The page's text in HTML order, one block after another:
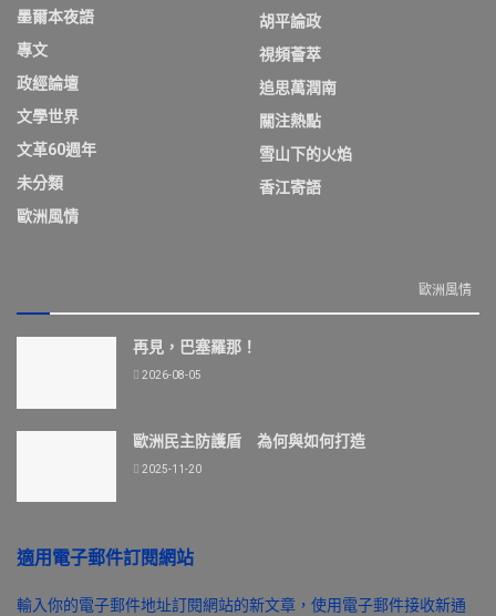
墨爾本夜語
專文
政經論壇
文學世界
文革60週年
未分類
歐洲風情
胡平論政
視頻薈萃
追思萬潤南
關注熱點
雪山下的火焰
香江寄語
歐洲風情
再見，巴塞羅那！
2026-08-05
歐洲民主防護盾 為何與如何打造
2025-11-20
適用電子郵件訂閱網站
輸入你的電子郵件地址訂閱網站的新文章，使用電子郵件接收新通